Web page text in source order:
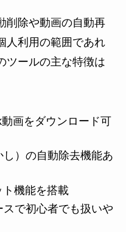
削除や動画の自動再
人利用の範囲であれ
ツールの主な特徴は
画をダウンロード可
）の自動除去機能あ
機能を搭載
で初心者でも扱いや